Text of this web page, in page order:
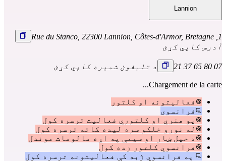
Lannion
1, Rue du Stanco, 22300 Lannion, Côtes-d'Armor, Bretagne
آدرس کاپي کړئ
07 80 65 37 21 د تلیفون شمیره کاپي کړئ
Chargement de la carte...
فعالیتونه او کلتور
فرانسوی
یو هنري او کلتوري فعالیت ترسره کول
له نورو خلکو سره لیده کاته ترسره کول
د خپل ښار او سیمې په اړه مالومات موندل
فرانسوي کلتور زده کول
په فرانسوي ژبه کې فعالیتونه ترسره کول